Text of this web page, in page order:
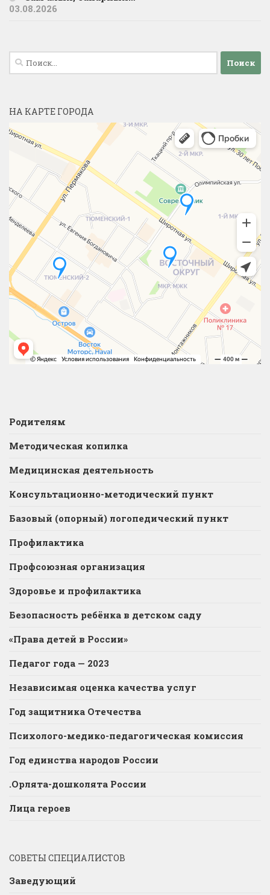
03.08.2026
Найти:
НА КАРТЕ ГОРОДА
Родителям
Методическая копилка
Медицинская деятельность
Консультационно-методический пункт
Базовый (опорный) логопедический пункт
Профилактика
Профсоюзная организация
Здоровье и профилактика
Безопасность ребёнка в детском саду
«Права детей в России»
Педагог года — 2023
Независимая оценка качества услуг
Год защитника Отечества
Психолого-медико-педагогическая комиссия
Год единства народов России
.Орлята-дошколята России
Лица героев
СОВЕТЫ СПЕЦИАЛИСТОВ
Заведующий